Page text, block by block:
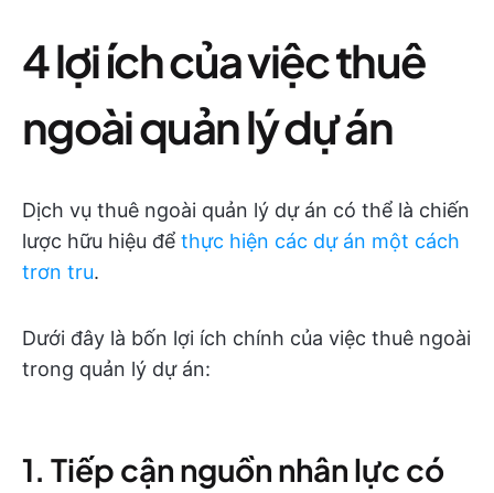
4 lợi ích của việc thuê
ngoài quản lý dự án
Dịch vụ thuê ngoài quản lý dự án có thể là chiến
lược hữu hiệu để thực hiện các dự án một cách
trơn tru.
Dưới đây là bốn lợi ích chính của việc thuê ngoài
trong quản lý dự án:
1. Tiếp cận nguồn nhân lực có